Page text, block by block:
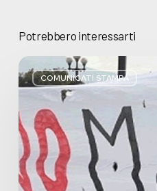
Potrebbero interessarti
COMUNICATI STAMPA
Basta
bugie,
Regione
Lombardia
pratica
l’antimafia
solo
a
parole